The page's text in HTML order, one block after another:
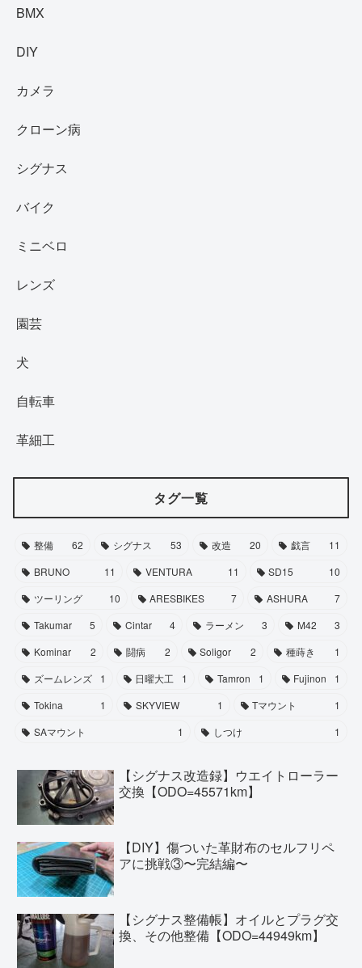
BMX
DIY
カメラ
クローン病
シグナス
バイク
ミニベロ
レンズ
園芸
犬
自転車
革細工
タグ一覧
整備 62 シグナス 53 改造 20 戯言
11
BRUNO
11 VENTURA 11 SD15
10
ツーリング
10 ARESBIKES 7 ASHURA
7
Takumar
5 Cintar 4 ラーメン 3 M42
3
Kominar
2 闘病 2 Soligor 2 種蒔き
1
ズームレンズ
1 日曜大工 1 Tamron 1 Fujinon
1
Tokina
1 SKYVIEW 1 Tマウント
1
SAマウント
1 しつけ 1
【シグナス改造録】ウエイトローラー
交換【ODO=45571km】
【DIY】傷ついた革財布のセルフリペ
アに挑戦③〜完結編〜
【シグナス整備帳】オイルとプラグ交
換、その他整備【ODO=44949km】